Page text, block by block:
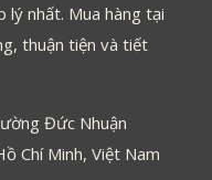
lý nhất. Mua hàng tại
thuận tiện và tiết
Đức Nhuận
Chí Minh, Việt Nam